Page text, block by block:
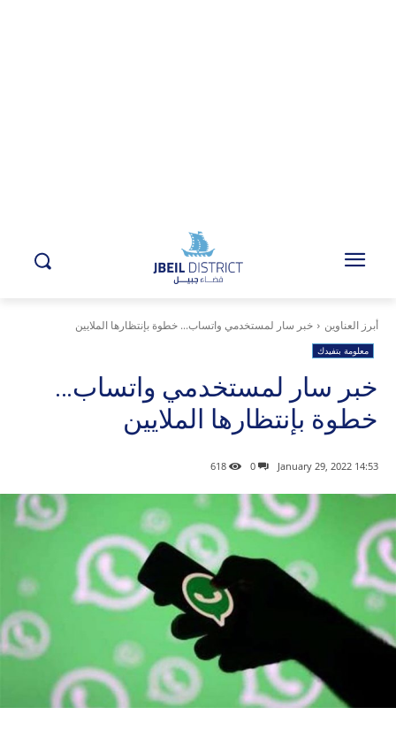
أبرز العناوين خبر سار لمستخدمي واتساب... خطوة بإنتظارها الملايين
معلومة بتفيدك
خبر سار لمستخدمي واتساب…
خطوة بإنتظارها الملايين
14:53 2022 ,January 29
0
618